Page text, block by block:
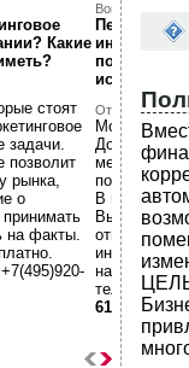
Какие
стоят
задачи.
позволит
рынка,
о
принимать
на факты.
Вопрос:
Первый раз
интернет...
Ответ:
Можно! Мы
менеджером
подготовят
В нашем
Вы сможете
находится
телефонам
6121